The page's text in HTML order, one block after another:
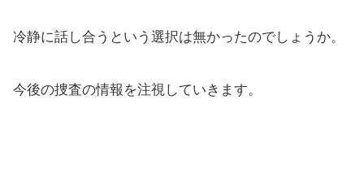
冷静に話し合うという選択は無かったのでしょうか。
今後の捜査の情報を注視していきます。